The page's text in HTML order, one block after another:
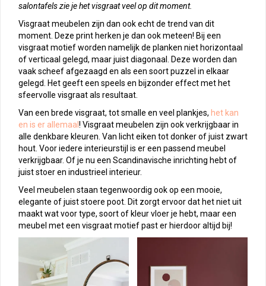
salontafels zie je het visgraat veel op dit moment.
Visgraat meubelen zijn dan ook echt de trend van dit
moment. Deze print herken je dan ook meteen! Bij een
visgraat motief worden namelijk de planken niet horizontaal
of verticaal gelegd, maar juist diagonaal. Deze worden dan
vaak scheef afgezaagd en als een soort puzzel in elkaar
gelegd. Het geeft een speels en bijzonder effect met het
sfeervolle visgraat als resultaat.
Van een brede visgraat, tot smalle en veel plankjes, het kan
en is er allemaal ! Visgraat meubelen zijn ook verkrijgbaar in
alle denkbare kleuren. Van licht eiken tot donker of juist zwart
hout. Voor iedere interieurstijl is er een passend meubel
verkrijgbaar. Of je nu een Scandinavische inrichting hebt of
juist stoer en industrieel interieur.
Veel meubelen staan tegenwoordig ook op een mooie,
elegante of juist stoere poot. Dit zorgt ervoor dat het niet uit
maakt wat voor type, soort of kleur vloer je hebt, maar een
meubel met een visgraat motief past er hierdoor altijd bij!